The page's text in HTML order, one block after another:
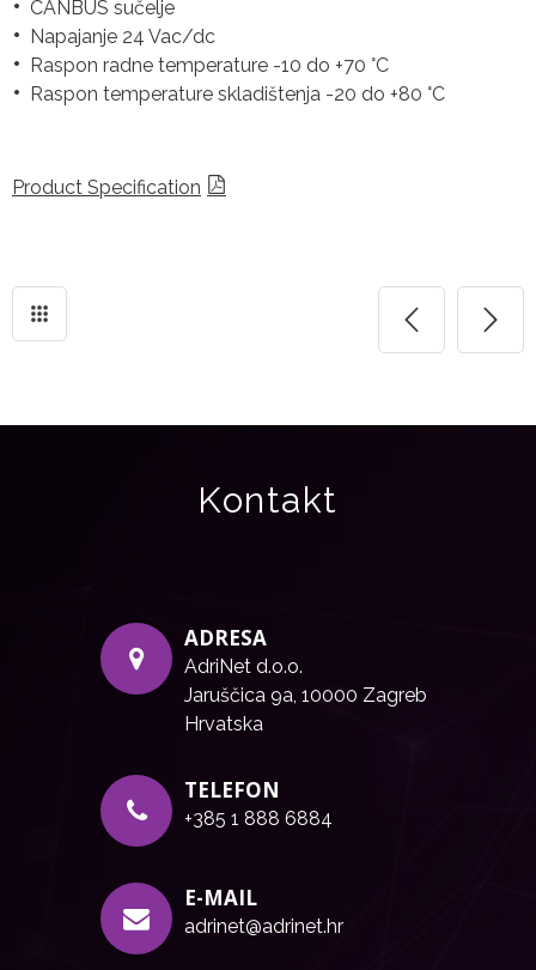
CANBUS sučelje
Napajanje 24 Vac/dc
Raspon radne temperature -10 do +70 °C
Raspon temperature skladištenja -20 do +80 °C
Product Specification
Kontakt
ADRESA
AdriNet d.o.o.
Jaruščica 9a, 10000 Zagreb
Hrvatska
TELEFON
+385 1 888 6884
E-MAIL
adrinet@adrinet.hr